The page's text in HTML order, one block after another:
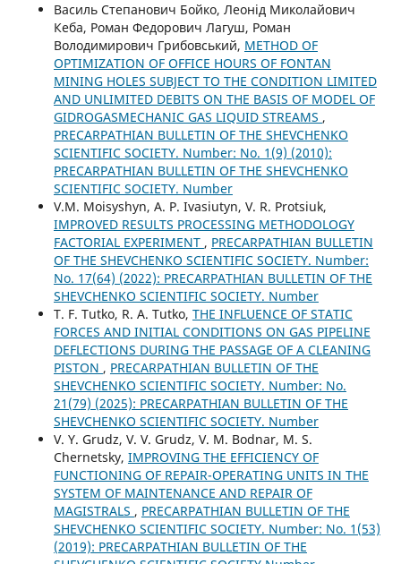
Василь Степанович Бойко, Леонід Миколайович
Кеба, Роман Федорович Лагуш, Роман
Володимирович Грибовський, METHOD OF
OPTIMIZATION OF OFFICE HOURS OF FONTAN
MINING HOLES SUBJECT TO THE CONDITION LIMITED
AND UNLIMITED DEBITS ON THE BASIS OF MODEL OF
GIDROGASMECHANIC GAS LIQUID STREAMS ,
PRECARPATHIAN BULLETIN OF THE SHEVCHENKO
SCIENTIFIC SOCIETY. Number: No. 1(9) (2010):
PRECARPATHIAN BULLETIN OF THE SHEVCHENKO
SCIENTIFIC SOCIETY. Number
V.M. Moisyshyn, A. P. Ivasiutyn, V. R. Protsiuk,
IMPROVED RESULTS PROCESSING METHODOLOGY
FACTORIAL EXPERIMENT , PRECARPATHIAN BULLETIN
OF THE SHEVCHENKO SCIENTIFIC SOCIETY. Number:
No. 17(64) (2022): PRECARPATHIAN BULLETIN OF THE
SHEVCHENKO SCIENTIFIC SOCIETY. Number
T. F. Tutko, R. A. Tutko, THE INFLUENCE OF STATIC
FORCES AND INITIAL CONDITIONS ON GAS PIPELINE
DEFLECTIONS DURING THE PASSAGE OF A CLEANING
PISTON , PRECARPATHIAN BULLETIN OF THE
SHEVCHENKO SCIENTIFIC SOCIETY. Number: No.
21(79) (2025): PRECARPATHIAN BULLETIN OF THE
SHEVCHENKO SCIENTIFIC SOCIETY. Number
V. Y. Grudz, V. V. Grudz, V. M. Bodnar, M. S.
Chernetsky, IMPROVING THE EFFICIENCY OF
FUNCTIONING OF REPAIR-OPERATING UNITS IN THE
SYSTEM OF MAINTENANCE AND REPAIR OF
MAGISTRALS , PRECARPATHIAN BULLETIN OF THE
SHEVCHENKO SCIENTIFIC SOCIETY. Number: No. 1(53)
(2019): PRECARPATHIAN BULLETIN OF THE